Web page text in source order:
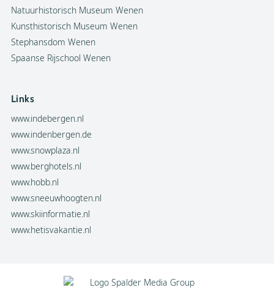
Natuurhistorisch Museum Wenen
Kunsthistorisch Museum Wenen
Stephansdom Wenen
Spaanse Rijschool Wenen
Links
www.indebergen.nl
www.indenbergen.de
www.snowplaza.nl
www.berghotels.nl
www.hobb.nl
www.sneeuwhoogten.nl
www.skiinformatie.nl
www.hetisvakantie.nl